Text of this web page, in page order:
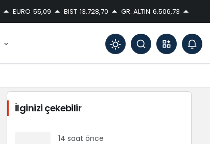
EURO 55,09 BIST 13.728,70 GR. ALTIN 6.506,73
Mod
değiştir
Gündüz modunu seçin.
İlginizi çekebilir
14 saat önce